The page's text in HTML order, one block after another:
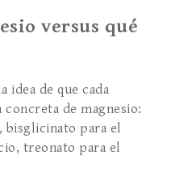
versus qué
idea de que cada
de magnesio:
para el
treonato para el